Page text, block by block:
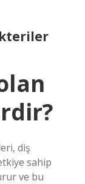
diş
sahip
ve bu